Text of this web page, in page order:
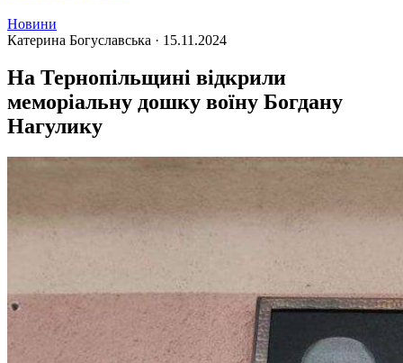
Новини
Катерина Богуславська · 15.11.2024
На Тернопільщині відкрили
меморіальну дошку воїну Богдану
Нагулику